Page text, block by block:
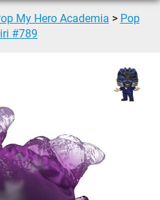
My Hero Academia > Pop
#789